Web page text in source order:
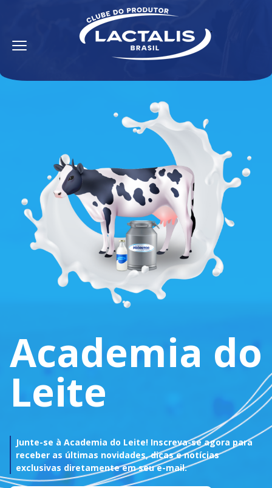
Academia do
Leite
Junte-se à Academia do Leite! Inscreva-se agora para
receber as últimas novidades, dicas e notícias
exclusivas diretamente em seu e-mail.